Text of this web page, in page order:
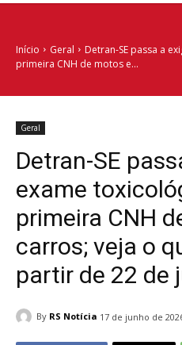
Início Geral
Detran-SE passa a
primeira CNH de motos e...
Geral
Detran-SE
exame
primeira CNH
carros; veja o
partir de 22 de
By RS Notícia 17 de junho de